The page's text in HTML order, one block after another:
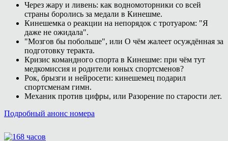
Через жару и ливень: как водномоторники со всей
страны боролись за медали в Кинешме.
Кинешемка о реакции на непорядок с тротуаром: "Я
даже не ожидала".
"Мозгов бы побольше", или О чём жалеет осуждённая за
подготовку теракта.
Кризис командного спорта в Кинешме: при чём тут
медкомиссия и родители юных спортсменов?
Рок, брызги и нейросети: кинешемец подарил
спортсменам гимн.
Механик против цифры, или Разорение по старости лет.
Подробный анонс номера